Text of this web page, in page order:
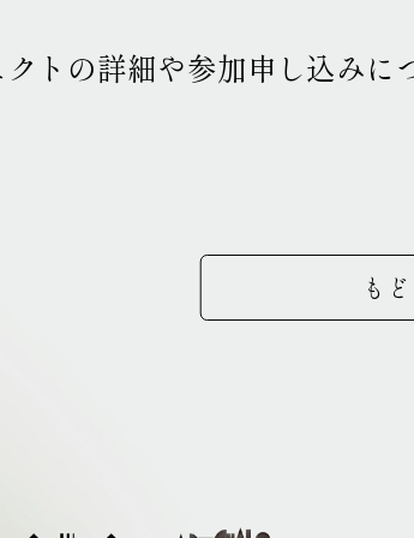
トの詳細や参加申し込みに
も